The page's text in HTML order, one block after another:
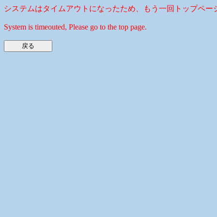
システムはタイムアウトになったため、もう一回トップペー
System is timeouted, Please go to the top page.